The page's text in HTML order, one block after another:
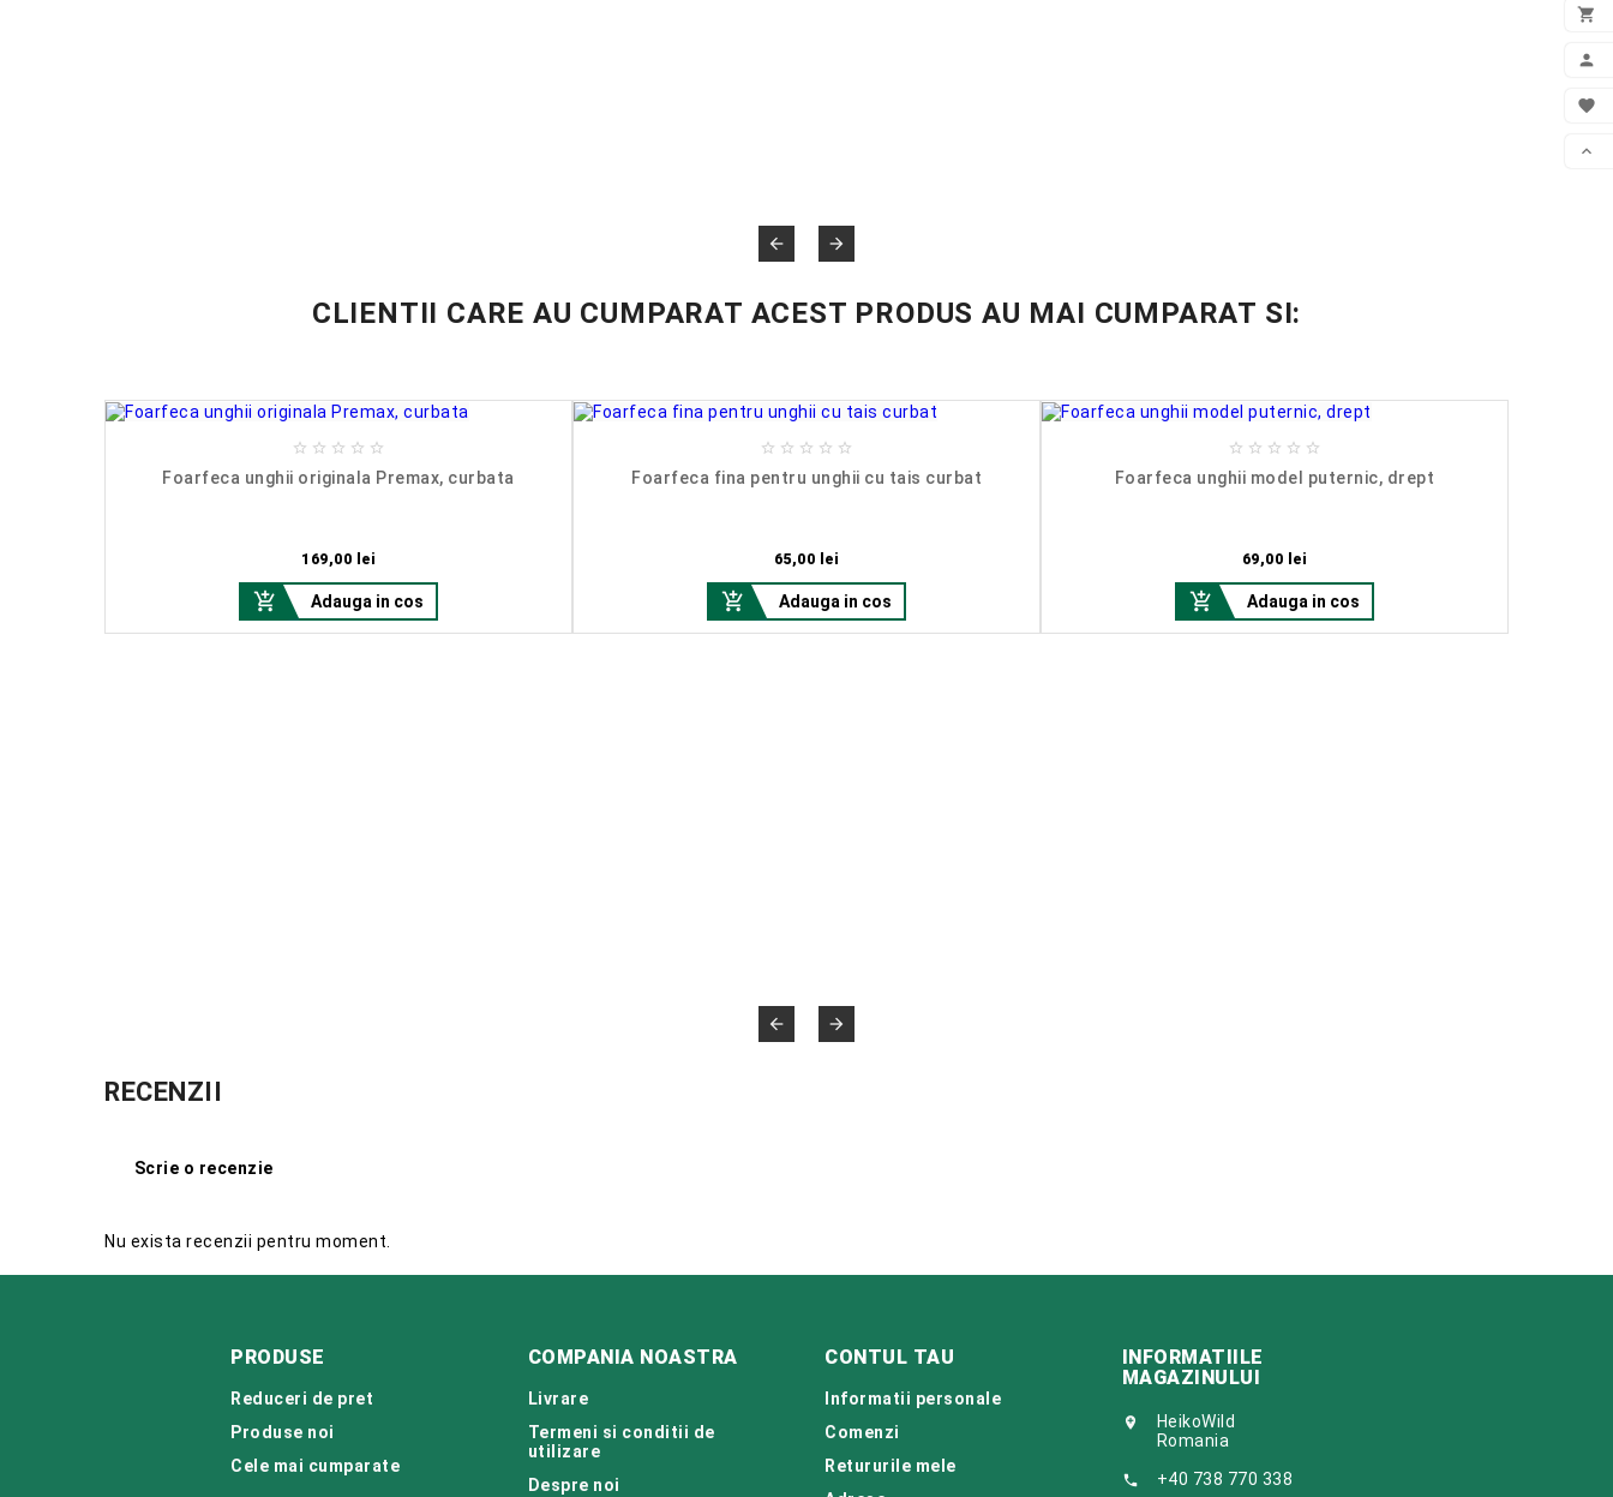




 
CLIENTII CARE AU CUMPARAT ACEST PRODUS AU MAI CUMPARAT SI:
    
Foarfeca unghii originala Premax, curbata
169,00 lei
 Adauga in cos
    
Foarfeca fina pentru unghii cu tais curbat
65,00 lei
 Adauga in cos
    
Foarfeca unghii model puternic, drept
69,00 lei
 Adauga in cos
 
RECENZII
Scrie o recenzie
Nu exista recenzii pentru moment.
PRODUSE
Reduceri de pret
Produse noi
Cele mai cumparate
COMPANIA NOASTRA
Livrare
Termeni si conditii de
utilizare
Despre noi
CONTUL TAU
Informatii personale
Comenzi
Retururile mele
INFORMATIILE
MAGAZINULUI

HeikoWild
Romania
 +40 738 770 338